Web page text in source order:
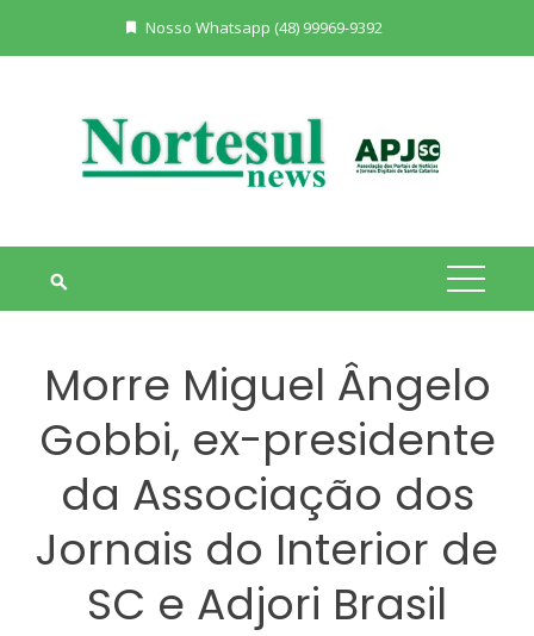
Nosso Whatsapp (48) 99969-9392
Morre Miguel Ângelo
Gobbi, ex-presidente
da Associação dos
Jornais do Interior de
SC e Adjori Brasil